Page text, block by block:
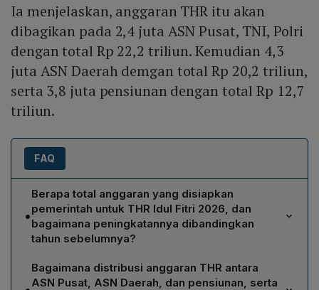
Ia menjelaskan, anggaran THR itu akan
dibagikan pada 2,4 juta ASN Pusat, TNI, Polri
dengan total Rp 22,2 triliun. Kemudian 4,3
juta ASN Daerah demgan total Rp 20,2 triliun,
serta 3,8 juta pensiunan dengan total Rp 12,7
triliun.
FAQ
•
Berapa total anggaran yang disiapkan
pemerintah untuk THR Idul Fitri 2026, dan
bagaimana peningkatannya dibandingkan
tahun sebelumnya?
Pemerintah menyiapkan total anggaran sebesar Rp 55
triliun untuk THR Idul Fitri 2026, meliputi ASN, TNI, Polri,
Bagaimana distribusi anggaran THR antara
ASN Pusat, ASN Daerah, dan pensiunan, serta